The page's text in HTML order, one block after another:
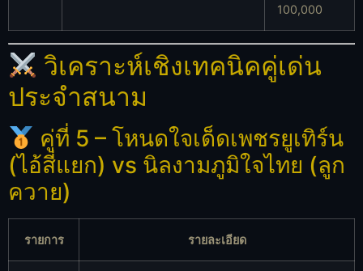
100,000
วิเคราะห์เชิงเทคนิคคู่เด่น
ประจำสนาม
คู่ที่ 5 – โหนดใจเด็ดเพชรยูเทิร์น
(ไอ้สี่แยก) vs นิลงามภูมิใจไทย (ลูก
ควาย)
รายการ รายละเอียด